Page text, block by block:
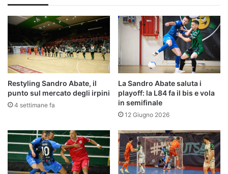
Restyling Sandro Abate, il
punto sul mercato degli irpini
4 settimane fa
La Sandro Abate saluta i
playoff: la L84 fa il bis e vola
in semifinale
12 Giugno 2026